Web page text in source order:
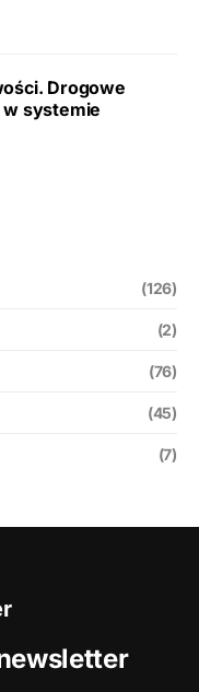
Drogowe
systemie
(126)
(2)
(76)
(45)
(7)